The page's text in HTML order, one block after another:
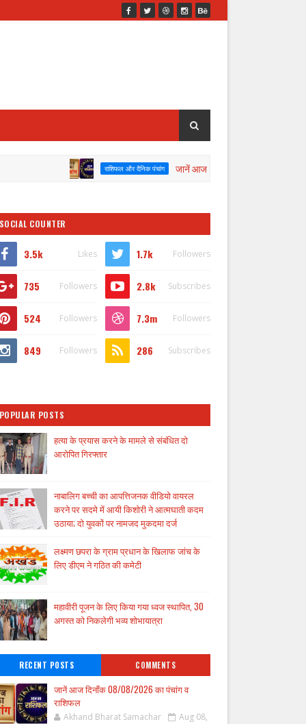
राशिफल और दैनिक पंचांग जानें आज दिनाँक 08/08/2026 का पंचांग व राशिफल
SOCIAL COUNTER
3.5k Likes 1.7k Followers
735 Followers 2.8k Subscribes
524 Followers 7.3m Followers
849 Followers 286 Subscribes
POPULAR POSTS
हत्या के प्रयास करने के मामले से संबंधित दो
आरोपित गिरफ्तार
नाबालिग बच्ची का आपत्तिजनक वीडियो वायरल
करने पर सदमे में आयी किशोरी ने आत्मघाती कदम
उठाया; दो युवकों पर नामजद मुकदमा दर्ज
लक्ष्मण छपरा के ग्राम प्रधान के खिलाफ जांच के
लिए डीएम ने गठित की कमेटी
महावीरी पूजन के लिए किया गया ध्वज स्थापित, 30
अगस्त को निकलेगी भव्य शोभायात्रा
RECENT POSTS COMMENTS
जानें आज दिनाँक 08/08/2026 का पंचांग व
राशिफल
Akhand Bharat Samachar
Aug 08,